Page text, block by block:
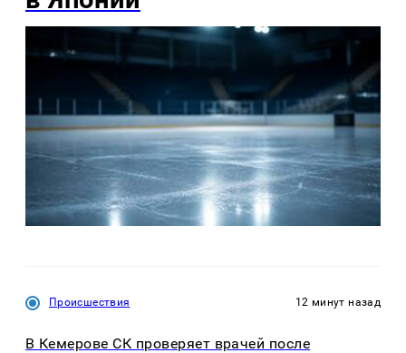
Происшествия 12 минут назад
В Кемерове СК проверяет врачей после